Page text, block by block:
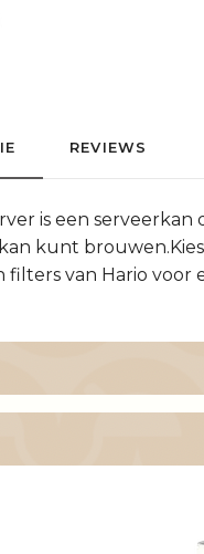
REVIEWS
is een
kunt
filters van Hario